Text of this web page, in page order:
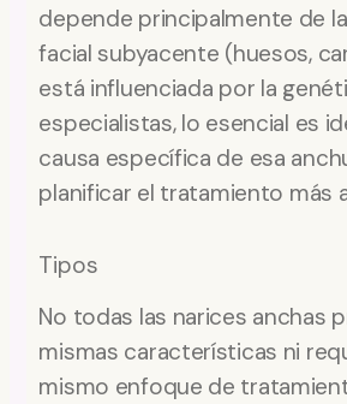
depende principalmente de
facial subyacente (huesos,
está influenciada por la
especialistas, lo esencial es
causa específica de esa
planificar el tratamiento más
Tipos
No todas las narices anchas
mismas características ni
mismo enfoque de